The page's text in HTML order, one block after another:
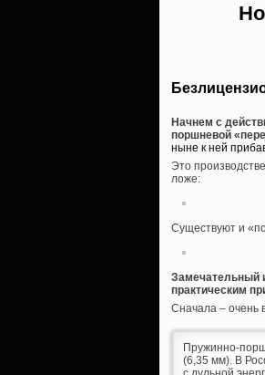
Начнем с
поршневой
ныне к ней
Это
ложе:
Существуют и
Замечательный
практическим
Сначала – очень
Пружинно-
(6,35 мм). В